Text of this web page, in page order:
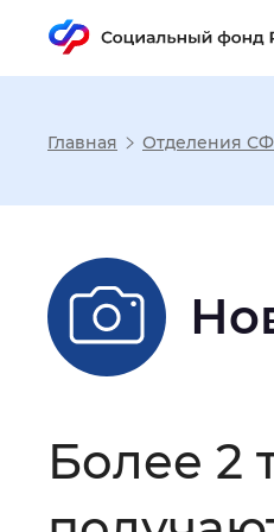
Размер
Шрифт
Интервал
Главная Отделения
Более 2